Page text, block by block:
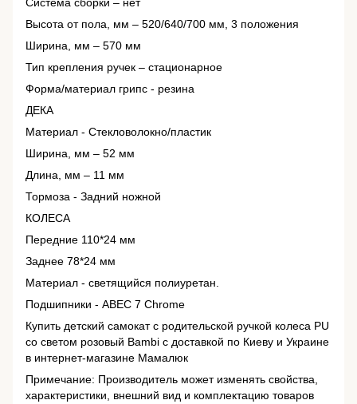
Высота от пола, мм – 520/640/700 мм, 3 положения
Ширина, мм – 570 мм
Тип крепления ручек – стационарное
Форма/материал грипс - резина
ДЕКА
Материал - Стекловолокно/пластик
Ширина, мм – 52 мм
Длина, мм – 11 мм
Тормоза - Задний ножной
КОЛЕСА
Передние 110*24 мм
Заднее 78*24 мм
Материал - светящийся полиуретан.
Подшипники - ABEC 7 Chrome
Купить детский самокат с родительской ручкой колеса PU
со светом розовый Bambi с доставкой по Киеву и Украине
в интернет-магазине Мамалюк
Примечание: Производитель может изменять свойства,
характеристики, внешний вид и комплектацию товаров